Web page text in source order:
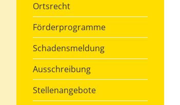
Ortsrecht
Förderprogramme
Schadensmeldung
Ausschreibung
Stellenangebote